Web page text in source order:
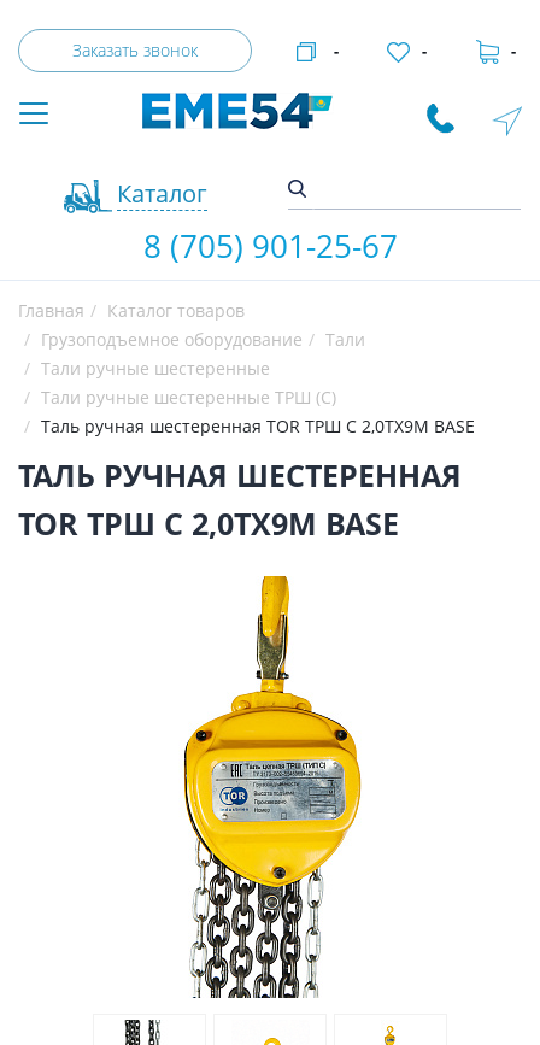
Заказать звонок
Каталог
- - -
8 (705) 901-25-67
Главная
Каталог товаров
Грузоподъемное оборудование
Тали
Тали ручные шестеренные
Тали ручные шестеренные ТРШ (С)
Таль ручная шестеренная TOR ТРШ C 2,0ТХ9М BASE
ТАЛЬ РУЧНАЯ ШЕСТЕРЕННАЯ
TOR ТРШ C 2,0ТХ9М BASE